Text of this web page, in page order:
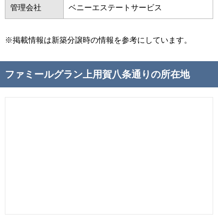
管理会社 ベニーエステートサービス
※掲載情報は新築分譲時の情報を参考にしています。
ファミールグラン上用賀八条通りの所在地